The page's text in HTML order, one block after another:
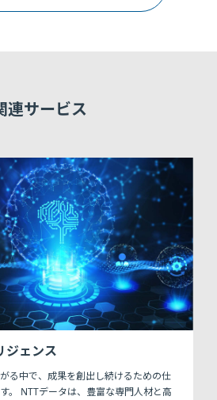
連サービス
ジェンス
る中で、成果を創出し続けるための仕
。 NTTデータは、豊富な専門人材と高